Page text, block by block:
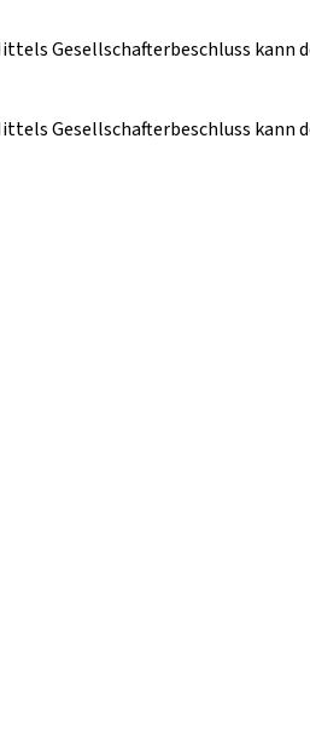
Gesellschafterbeschluss kann
Gesellschafterbeschluss kann